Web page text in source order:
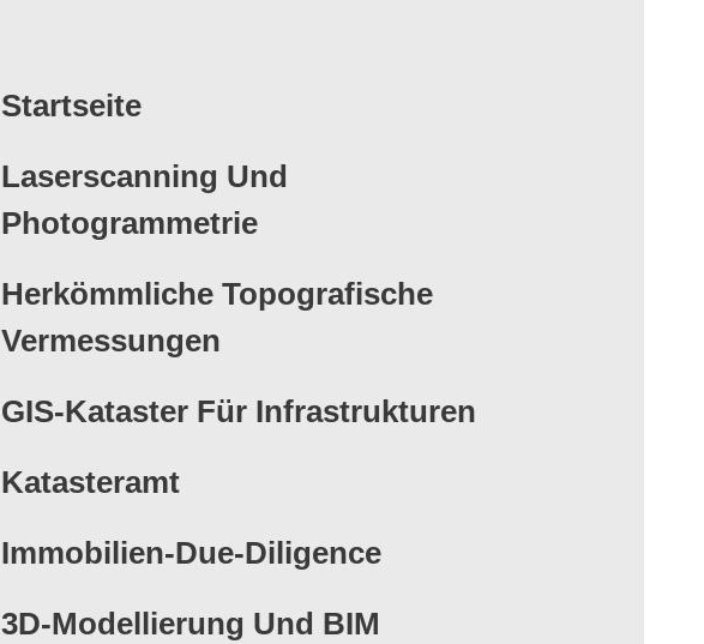
Startseite
Laserscanning Und
Photogrammetrie
Herkömmliche Topografische
Vermessungen
GIS-Kataster Für Infrastrukturen
Katasteramt
Immobilien-Due-Diligence
3D-Modellierung Und BIM